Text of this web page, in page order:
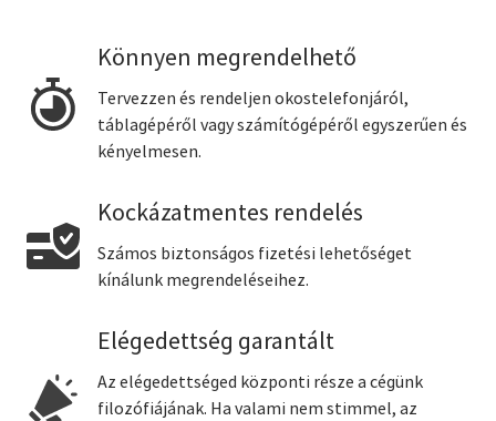
Könnyen megrendelhető
Tervezzen és rendeljen okostelefonjáról,
táblagépéről vagy számítógépéről egyszerűen és
kényelmesen.
Kockázatmentes rendelés
Számos biztonságos fizetési lehetőséget
kínálunk megrendeléseihez.
Elégedettség garantált
Az elégedettséged központi része a cégünk
filozófiájának. Ha valami nem stimmel, az